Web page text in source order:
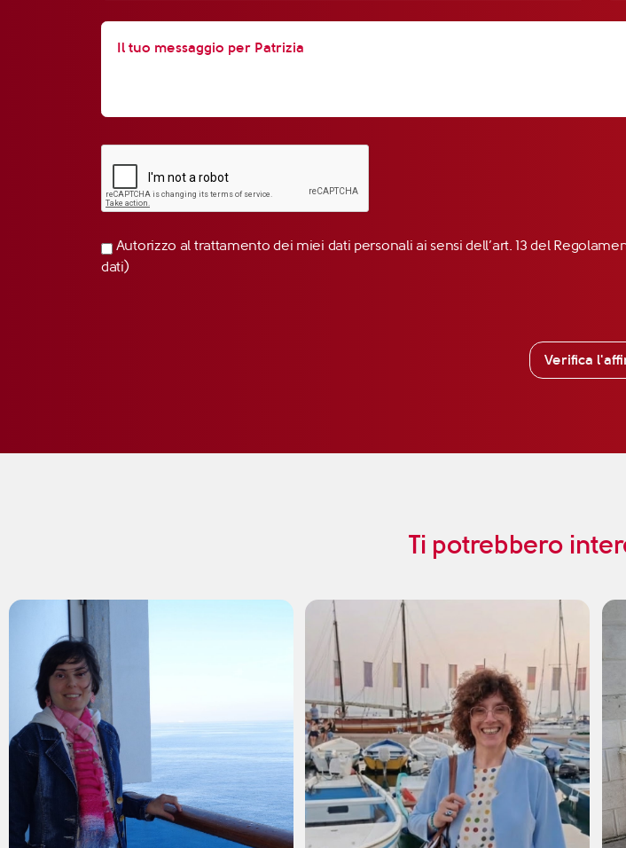
Autorizzo al trattamento dei miei dati personali ai sensi dell’art. 13 del
dati)
Verifica
Ti potrebbero